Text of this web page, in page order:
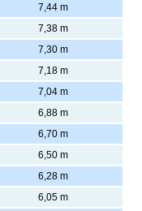
7,44 m
7,38 m
7,30 m
7,18 m
7,04 m
6,88 m
6,70 m
6,50 m
6,28 m
6,05 m